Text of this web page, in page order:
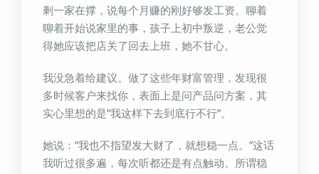
剩一家在撑，说每个月赚的刚好够发工资。聊着
聊着开始说家里的事，孩子上初中叛逆，老公觉
得她应该把店关了回去上班，她不甘心。
我没急着给建议。做了这些年财富管理，发现很
多时候客户来找你，表面上是问产品问方案，其
实心里想的是”我这样下去到底行不行”。
她说：”我也不指望发大财了，就想稳一点。”这话
我听过很多遍，每次听都还是有点触动。所谓稳